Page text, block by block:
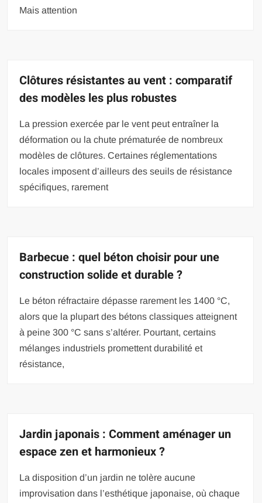
Mais attention
Clôtures résistantes au vent : comparatif
des modèles les plus robustes
La pression exercée par le vent peut entraîner la
déformation ou la chute prématurée de nombreux
modèles de clôtures. Certaines réglementations
locales imposent d’ailleurs des seuils de résistance
spécifiques, rarement
Barbecue : quel béton choisir pour une
construction solide et durable ?
Le béton réfractaire dépasse rarement les 1400 °C,
alors que la plupart des bétons classiques atteignent
à peine 300 °C sans s’altérer. Pourtant, certains
mélanges industriels promettent durabilité et
résistance,
Jardin japonais : Comment aménager un
espace zen et harmonieux ?
La disposition d’un jardin ne tolère aucune
improvisation dans l’esthétique japonaise, où chaque